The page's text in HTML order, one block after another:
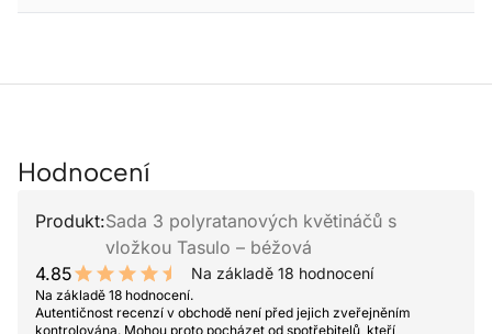
Hodnocení
Produkt:Sada 3 polyratanových květináčů s
vložkou Tasulo – béžová
4.85
9.7 out of 10 stars
Na základě 18 hodnocení
Na základě 18 hodnocení.
Autentičnost recenzí v obchodě není před jejich zveřejněním
kontrolována. Mohou proto pocházet od spotřebitelů, kteří